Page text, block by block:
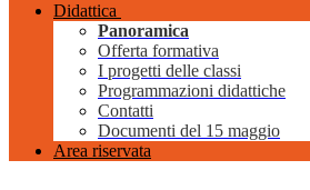
Didattica
Panoramica
Offerta formativa
I progetti delle classi
Programmazioni didattiche
Contatti
Documenti del 15 maggio
Area riservata